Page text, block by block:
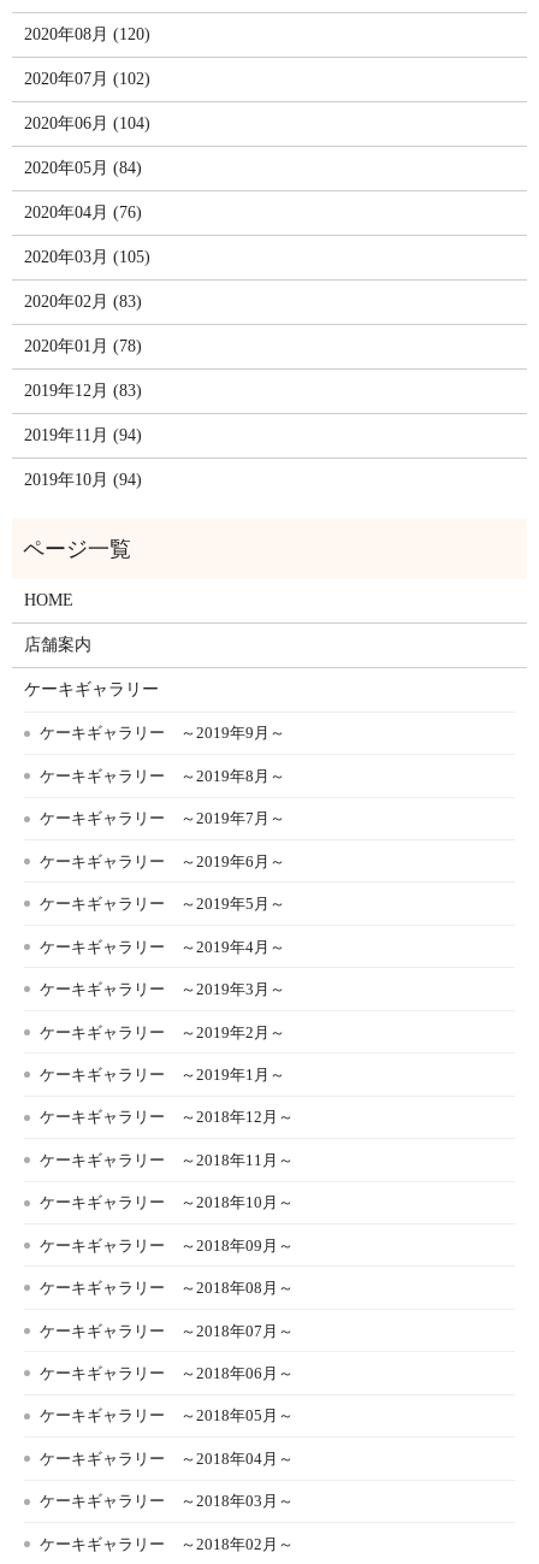
2020年08月 (120)
2020年07月 (102)
2020年06月 (104)
2020年05月 (84)
2020年04月 (76)
2020年03月 (105)
2020年02月 (83)
2020年01月 (78)
2019年12月 (83)
2019年11月 (94)
2019年10月 (94)
HOME
店舗案内
ケーキギャラリー
ケーキギャラリー ～2019年9月～
ケーキギャラリー ～2019年8月～
ケーキギャラリー ～2019年7月～
ケーキギャラリー ～2019年6月～
ケーキギャラリー ～2019年5月～
ケーキギャラリー ～2019年4月～
ケーキギャラリー ～2019年3月～
ケーキギャラリー ～2019年2月～
ケーキギャラリー ～2019年1月～
ケーキギャラリー ～2018年12月～
ケーキギャラリー ～2018年11月～
ケーキギャラリー ～2018年10月～
ケーキギャラリー ～2018年09月～
ケーキギャラリー ～2018年08月～
ケーキギャラリー ～2018年07月～
ケーキギャラリー ～2018年06月～
ケーキギャラリー ～2018年05月～
ケーキギャラリー ～2018年04月～
ケーキギャラリー ～2018年03月～
ケーキギャラリー ～2018年02月～